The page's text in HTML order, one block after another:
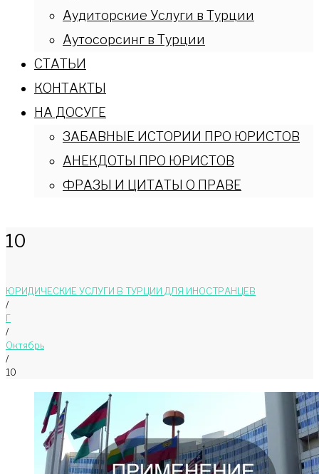
Аудиторские Услуги в Турции
Аутосорсинг в Турции
СТАТЬИ
КОНТАКТЫ
НА ДОСУГЕ
ЗАБАВНЫЕ ИСТОРИИ ПРО ЮРИСТОВ
АНЕКДОТЫ ПРО ЮРИСТОВ
ФРАЗЫ И ЦИТАТЫ О ПРАВЕ
10
ЮРИДИЧЕСКИЕ УСЛУГИ В ТУРЦИИ ДЛЯ ИНОСТРАНЦЕВ
/
Г
/
Октябрь
/
10
День:
10.10.2024